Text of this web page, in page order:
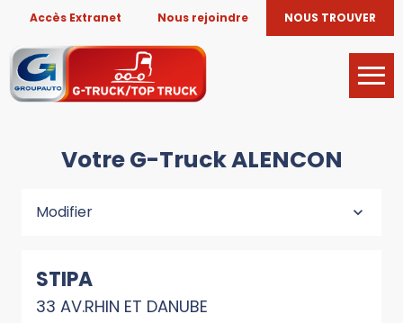
Accès Extranet Nous rejoindre NOUS TROUVER
Votre G-Truck ALENCON
Modifier
STIPA
33 AV.RHIN ET DANUBE